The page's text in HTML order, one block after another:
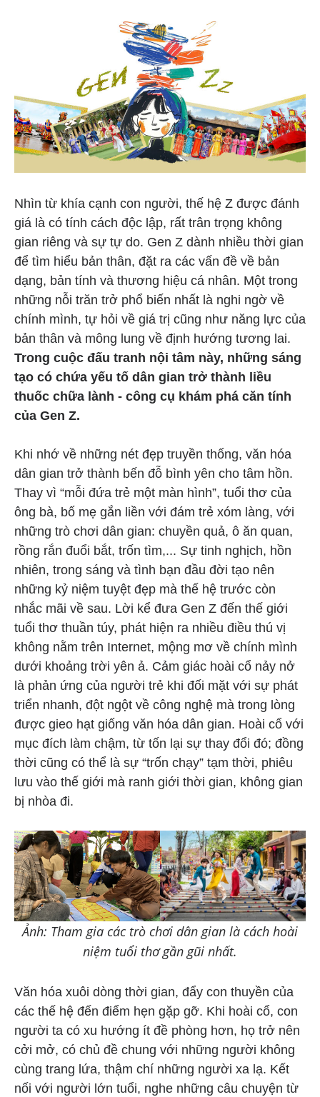
Nhìn từ khía cạnh con người, thế hệ Z được đánh
giá là có tính cách độc lập, rất trân trọng không
gian riêng và sự tự do. Gen Z dành nhiều thời gian
để tìm hiểu bản thân, đặt ra các vấn đề về bản
dạng, bản tính và thương hiệu cá nhân. Một trong
những nỗi trăn trở phổ biến nhất là nghi ngờ về
chính mình, tự hỏi về giá trị cũng như năng lực của
bản thân và mông lung về định hướng tương lai.
Trong cuộc đấu tranh nội tâm này, những sáng
tạo có chứa yếu tố dân gian trở thành liều
thuốc chữa lành - công cụ khám phá căn tính
của Gen Z.
Khi nhớ về những nét đẹp truyền thống, văn hóa
dân gian trở thành bến đỗ bình yên cho tâm hồn.
Thay vì “mỗi đứa trẻ một màn hình”, tuổi thơ của
ông bà, bố mẹ gắn liền với đám trẻ xóm làng, với
những trò chơi dân gian: chuyền quả, ô ăn quan,
rồng rắn đuổi bắt, trốn tìm,... Sự tinh nghịch, hồn
nhiên, trong sáng và tình bạn đầu đời tạo nên
những kỷ niệm tuyệt đẹp mà thế hệ trước còn
nhắc mãi về sau. Lời kể đưa Gen Z đến thế giới
tuổi thơ thuần túy, phát hiện ra nhiều điều thú vị
không nằm trên Internet, mộng mơ về chính mình
dưới khoảng trời yên ả. Cảm giác hoài cổ nảy nở
là phản ứng của người trẻ khi đối mặt với sự phát
triển nhanh, đột ngột về công nghệ mà trong lòng
được gieo hạt giống văn hóa dân gian. Hoài cổ với
mục đích làm chậm, từ tốn lại sự thay đổi đó; đồng
thời cũng có thể là sự “trốn chạy” tạm thời, phiêu
lưu vào thế giới mà ranh giới thời gian, không gian
bị nhòa đi.
Ảnh: Tham gia các trò chơi dân gian là cách hoài
niệm tuổi thơ gần gũi nhất.
Văn hóa xuôi dòng thời gian, đẩy con thuyền của
các thế hệ đến điểm hẹn gặp gỡ. Khi hoài cổ, con
người ta có xu hướng ít đề phòng hơn, họ trở nên
cởi mở, có chủ đề chung với những người không
cùng trang lứa, thậm chí những người xa lạ. Kết
nối với người lớn tuổi, nghe những câu chuyện từ